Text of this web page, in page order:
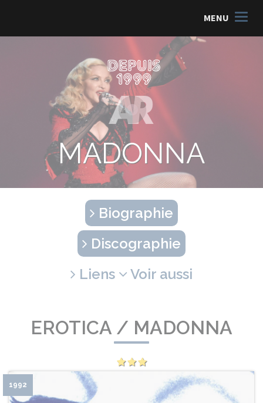
MENU
MADONNA
Biographie
Discographie
Liens
Voir aussi
EROTICA / MADONNA
1992